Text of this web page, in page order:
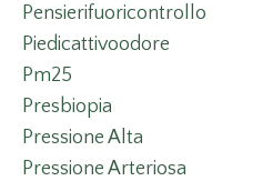
Pensierifuoricontrollo
Piedicattivoodore
Pm25
Presbiopia
Pressione Alta
Pressione Arteriosa